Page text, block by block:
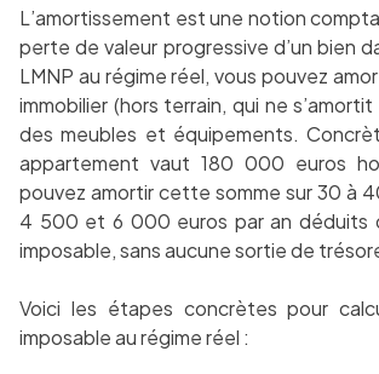
L’amortissement est une notion
perte de valeur progressive d’un bien
LMNP au régime réel, vous pouvez
immobilier (hors terrain, qui ne
des meubles et équipements.
appartement vaut 180 000 euros
pouvez amortir cette somme sur 30 à
4 500 et 6 000 euros par an déduits
imposable, sans aucune sortie de
Voici les étapes concrètes pour
imposable au régime réel :